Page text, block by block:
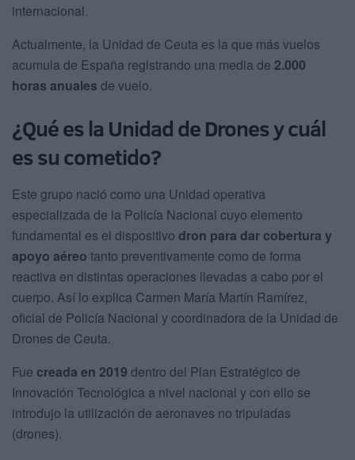
internacional.
Actualmente, la Unidad de Ceuta es la que más vuelos
acumula de España registrando una media de 2.000
horas anuales de vuelo.
¿Qué es la Unidad de Drones y cuál
es su cometido?
Este grupo nació como una Unidad operativa
especializada de la Policía Nacional cuyo elemento
fundamental es el dispositivo dron para dar cobertura y
apoyo aéreo tanto preventivamente como de forma
reactiva en distintas operaciones llevadas a cabo por el
cuerpo. Así lo explica Carmen María Martín Ramírez,
oficial de Policía Nacional y coordinadora de la Unidad de
Drones de Ceuta.
Fue creada en 2019 dentro del Plan Estratégico de
Innovación Tecnológica a nivel nacional y con ello se
introdujo la utilización de aeronaves no tripuladas
(drones).